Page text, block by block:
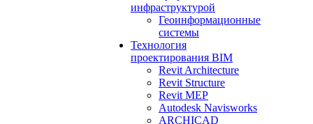
инфраструктурой
Геоинформационные
системы
Технология
проектирования BIM
Revit Architecture
Revit Structure
Revit MEP
Autodesk Navisworks
ARCHICAD